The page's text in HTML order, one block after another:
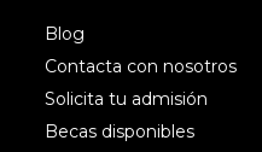
Blog
Contacta con nosotros
Solicita tu admisión
Becas disponibles